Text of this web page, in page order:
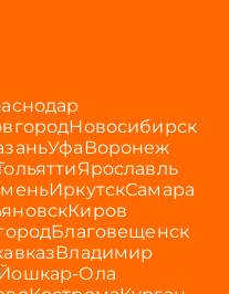
Новосибирск
УфаВоронеж
Ярославль
ИркутскСамара
Киров
Благовещенск
Владимир
Ола